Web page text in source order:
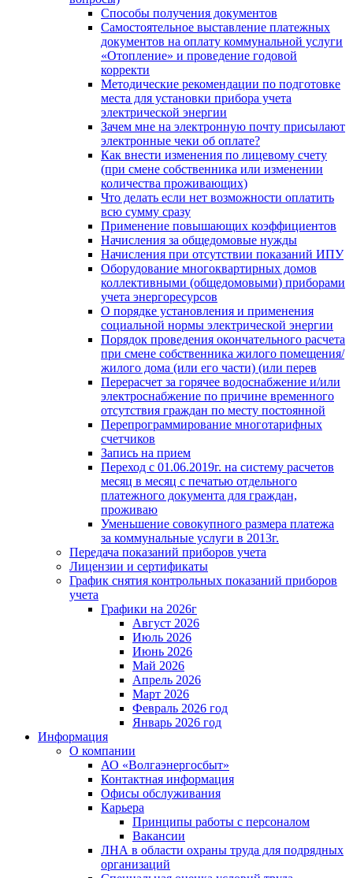
Способы получения документов
Самостоятельное выставление платежных
документов на оплату коммунальной услуги
«Отопление» и проведение годовой
корректи
Методические рекомендации по подготовке
места для установки прибора учета
электрической энергии
Зачем мне на электронную почту присылают
электронные чеки об оплате?
Как внести изменения по лицевому счету
(при смене собственника или изменении
количества проживающих)
Что делать если нет возможности оплатить
всю сумму сразу
Применение повышающих коэффициентов
Начисления за общедомовые нужды
Начисления при отсутствии показаний ИПУ
Оборудование многоквартирных домов
коллективными (общедомовыми) приборами
учета энергоресурсов
О порядке установления и применения
социальной нормы электрической энергии
Порядок проведения окончательного расчета
при смене собственника жилого помещения/
жилого дома (или его части) (или перев
Перерасчет за горячее водоснабжение и/или
электроснабжение по причине временного
отсутствия граждан по месту постоянной
Перепрограммирование многотарифных
счетчиков
Запись на прием
Переход с 01.06.2019г. на систему расчетов
месяц в месяц с печатью отдельного
платежного документа для граждан,
проживаю
Уменьшение совокупного размера платежа
за коммунальные услуги в 2013г.
Передача показаний приборов учета
Лицензии и сертификаты
График снятия контрольных показаний приборов
учета
Графики на 2026г
Август 2026
Июль 2026
Июнь 2026
Май 2026
Апрель 2026
Март 2026
Февраль 2026 год
Январь 2026 год
Информация
О компании
АО «Волгаэнергосбыт»
Контактная информация
Офисы обслуживания
Карьера
Принципы работы с персоналом
Вакансии
ЛНА в области охраны труда для подрядных
организаций